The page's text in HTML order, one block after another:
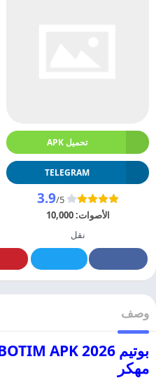
تحميل APK
TELEGRAM
3.9/5
الأصوات:10,000
نقل
وصف
مهكر